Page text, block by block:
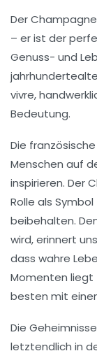
Der
– er ist der
Genuss- und
vivre,
Bedeutung.
Die
Menschen auf
inspirieren. Der
Rolle als Symbol
beibehalten.
wird, erinnert
dass wahre
Momenten liegt
besten mit
Die
letztendlich in